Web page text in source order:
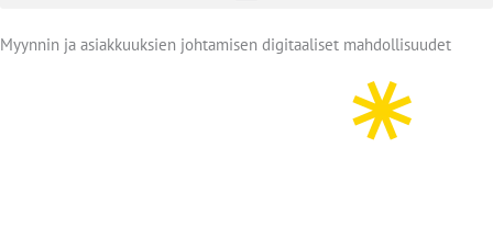
Myynnin ja asiakkuuksien johtamisen digitaaliset mahdollisuudet